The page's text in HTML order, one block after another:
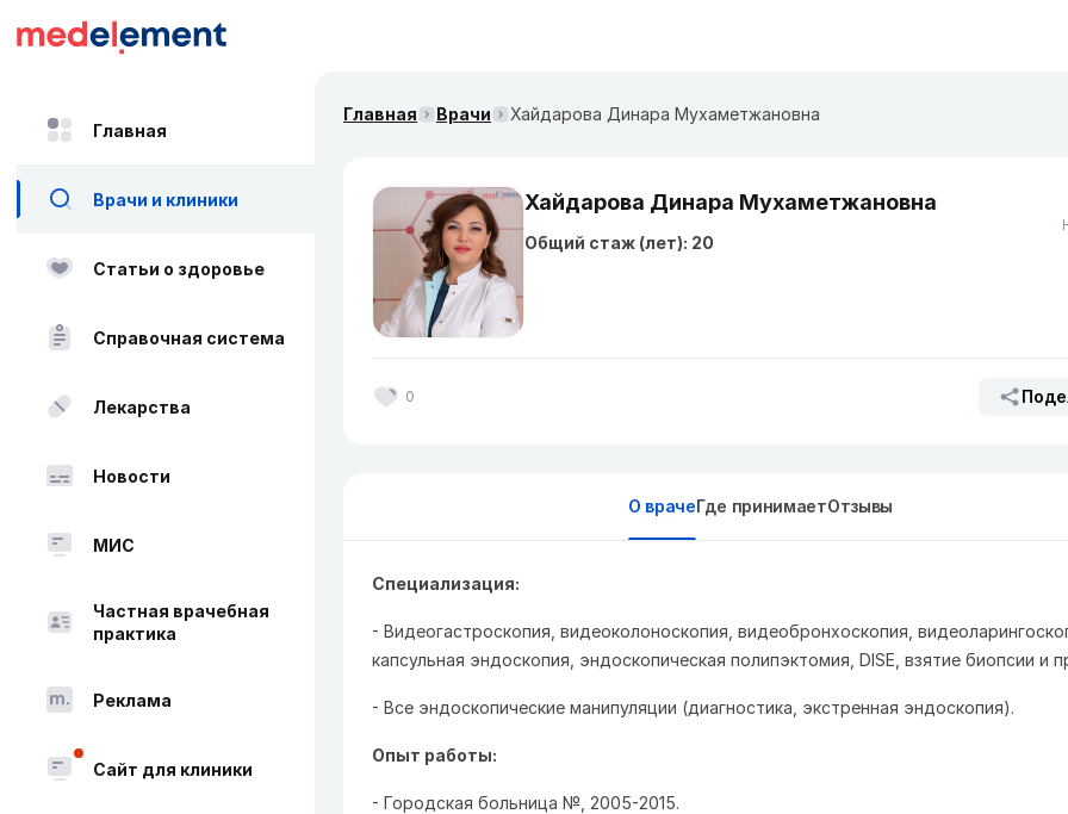
Главная
Врачи и клиники
Статьи о здоровье
Справочная система
Лекарства
Новости
МИС
Частная врачебная
практика
Реклама
Сайт для клиники
Главная Врачи Хайдарова Динара Мухаметжановна
Хайдарова Динара Мухаметжановна
Общий стаж (лет): 20
0
О врачеГде принимаетОтзывы
Специализация:
- Видеогастроскопия, видеоколоноскопия, видеобронхоскопия,
капсульная эндоскопия, эндоскопическая полипэктомия, DISE, взятие биопсии и
- Все эндоскопические манипуляции (диагностика, экстренная эндоскопия).
Опыт работы:
- Городская больница №, 2005-2015.